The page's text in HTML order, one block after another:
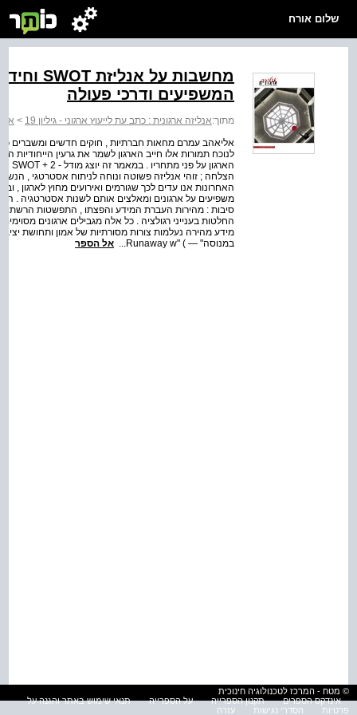
שלום אורח
המשפיעים ודרכי פעולה
מתוך:אנליזה ארגונית : כתב עת לייעוץ ארגוני - גיליון 19 >
אליאהב עמרם מחאות חברתיות , חוקים חדשים ומשברים
לנוכח תמורות אלו חייב הארגון לשמר את גרעין הייחודיות
האחרונות אנו עדים לכך שגורמים ואירועים מחוץ לארגון ,
משפיעים על ארגונים ומאלצים אותם לשנות אסטרטגיה .
סיבות : מהירות העברת המידע והפצתו , התפשטות הרשתות
החלטות בענייני רגולציה . כל אלה מגבילים ארגונים
במנוסה" — ) "Runaway w...
אל הספר
© מטח - המרכז לטכנולוגיה חינוכית
אינדקס הספרים
תקנון הספרייה על הספרייה
תנאי שימוש באתר והגנה על
פרטיות
הסדרי נגישות עזרה